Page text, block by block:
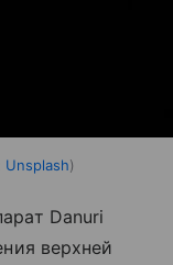
Unsplash
Danuri
верхней